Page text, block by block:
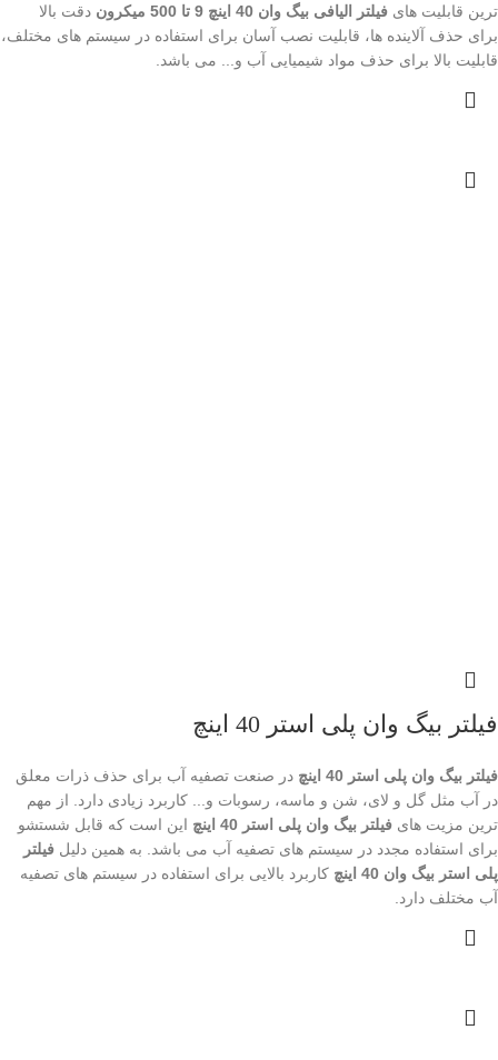
ترین قابلیت های فیلتر الیافی بیگ وان 40 اینچ 9 تا 500 میکرون
دقت بالا
برای حذف آلاینده ها، قابلیت نصب آسان برای استفاده در سیستم های مختلف،
قابلیت بالا برای حذف مواد شیمیایی آب و... می باشد.
فیلتر بیگ وان پلی استر 40 اینچ
فیلتر بیگ وان پلی استر 40 اینچ
در صنعت تصفیه آب برای حذف ذرات معلق
در آب مثل گل و لای، شن و ماسه، رسوبات و... کاربرد زیادی دارد. از مهم
ترین مزیت های فیلتر بیگ وان پلی استر 40 اینچ
این است که قابل شستشو
برای استفاده مجدد در سیستم های تصفیه آب می باشد. به همین دلیل فیلتر
پلی استر بیگ وان 40 اینچ
کاربرد بالایی برای استفاده در سیستم های تصفیه
آب مختلف دارد.